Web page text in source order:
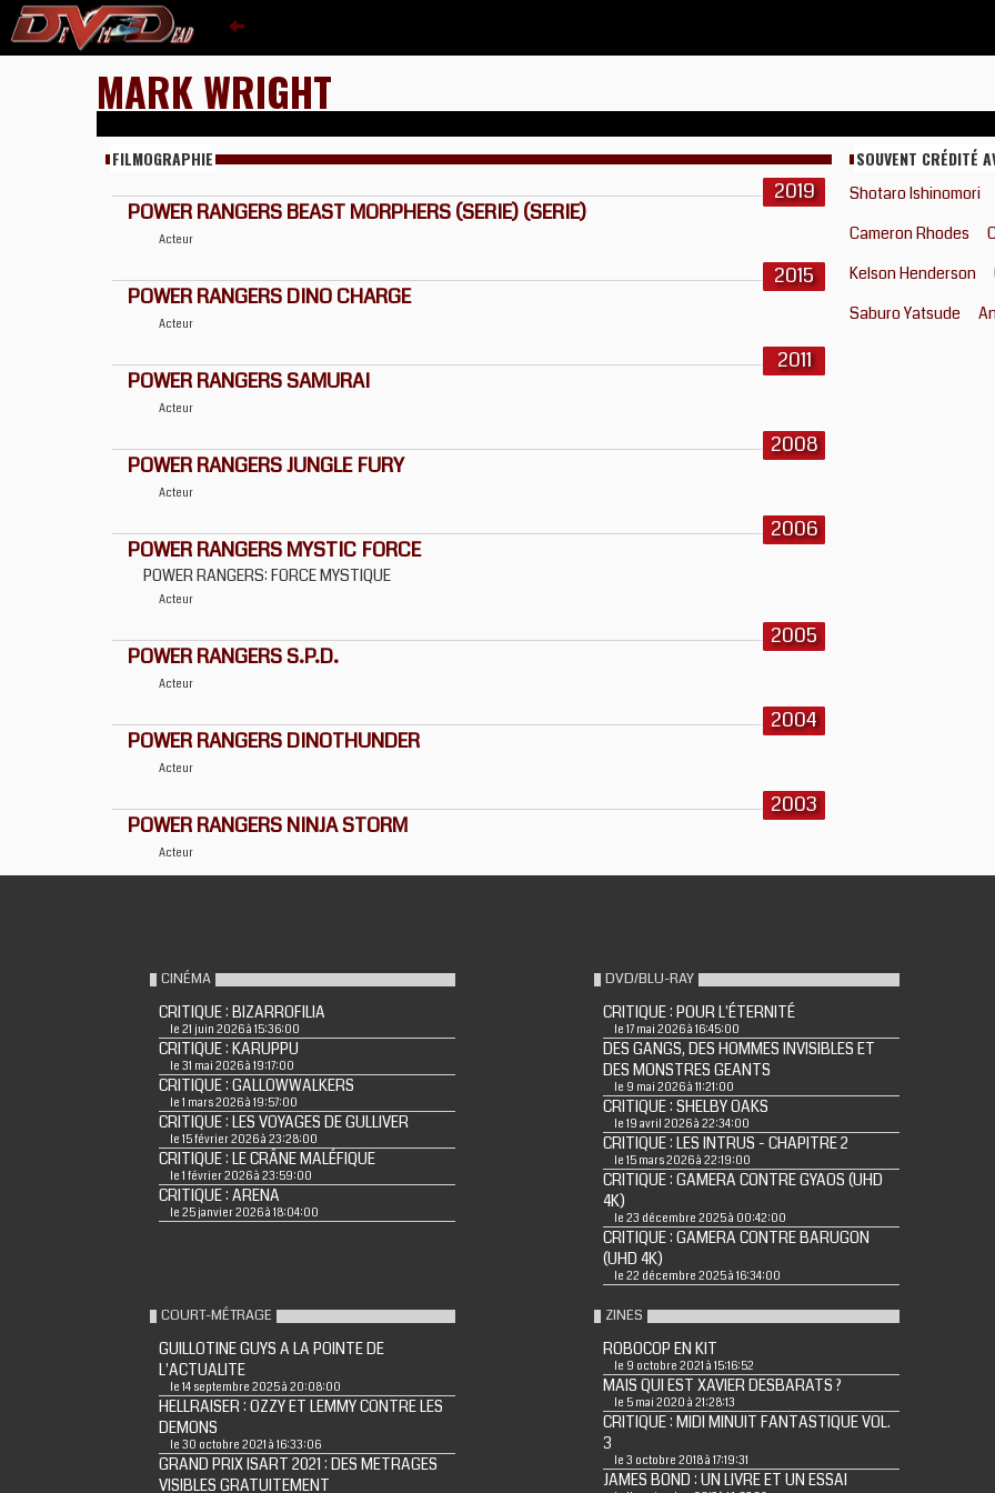
MARK WRIGHT
FILMOGRAPHIE
2019
POWER RANGERS BEAST MORPHERS (SERIE) (SERIE)
Acteur
2015
POWER RANGERS DINO CHARGE
Acteur
2011
POWER RANGERS SAMURAI
Acteur
2008
POWER RANGERS JUNGLE FURY
Acteur
2006
POWER RANGERS MYSTIC FORCE
POWER RANGERS: FORCE MYSTIQUE
Acteur
2005
POWER RANGERS S.P.D.
Acteur
2004
POWER RANGERS DINOTHUNDER
Acteur
2003
POWER RANGERS NINJA STORM
Acteur
SOUVENT CRÉDITÉ
Shotaro Ishinomori
Cameron Rhodes
Kelson Henderson
Saburo Yatsude
CINÉMA
CRITIQUE : BIZARROFILIA
le 21 juin 2026 à 15:36:00
CRITIQUE : KARUPPU
le 31 mai 2026 à 19:17:00
CRITIQUE : GALLOWWALKERS
le 1 mars 2026 à 19:57:00
CRITIQUE : LES VOYAGES DE GULLIVER
le 15 février 2026 à 23:28:00
CRITIQUE : LE CRÂNE MALÉFIQUE
le 1 février 2026 à 23:59:00
CRITIQUE : ARENA
le 25 janvier 2026 à 18:04:00
DVD/BLU-RAY
CRITIQUE : POUR L'ÉTERNITÉ
le 17 mai 2026 à 16:45:00
DES GANGS, DES HOMMES INVISIBLES ET
DES MONSTRES GEANTS
le 9 mai 2026 à 11:21:00
CRITIQUE : SHELBY OAKS
le 19 avril 2026 à 22:34:00
CRITIQUE : LES INTRUS - CHAPITRE 2
le 15 mars 2026 à 22:19:00
CRITIQUE : GAMERA CONTRE GYAOS (UHD
4K)
le 23 décembre 2025 à 00:42:00
CRITIQUE : GAMERA CONTRE BARUGON
(UHD 4K)
le 22 décembre 2025 à 16:34:00
COURT-MÉTRAGE
GUILLOTINE GUYS A LA POINTE DE
L'ACTUALITE
le 14 septembre 2025 à 20:08:00
HELLRAISER : OZZY ET LEMMY CONTRE LES
DEMONS
le 30 octobre 2021 à 16:33:06
GRAND PRIX ISART 2021 : DES METRAGES
VISIBLES GRATUITEMENT
ZINES
ROBOCOP EN KIT
le 9 octobre 2021 à 15:16:52
MAIS QUI EST XAVIER DESBARATS ?
le 5 mai 2020 à 21:28:13
CRITIQUE : MIDI MINUIT FANTASTIQUE VOL.
3
le 3 octobre 2018 à 17:19:31
JAMES BOND : UN LIVRE ET UN ESSAI